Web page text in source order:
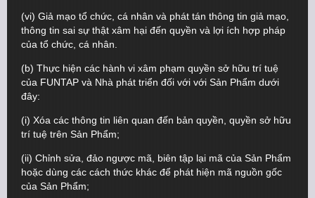
(vi) Giả mạo tổ chức, cá nhân và phát tán thông tin giả mạo,
thông tin sai sự thật xâm hại đến quyền và lợi ích hợp pháp
của tổ chức, cá nhân.
(b) Thực hiện các hành vi xâm phạm quyền sở hữu trí tuệ
của FUNTAP và Nhà phát triển đối với với Sản Phẩm dưới
đây:
(i) Xóa các thông tin liên quan đến bản quyền, quyền sở hữu
trí tuệ trên Sản Phẩm;
(ii) Chỉnh sửa, đảo ngược mã, biên tập lại mã của Sản Phẩm
hoặc dùng các cách thức khác để phát hiện mã nguồn gốc
của Sản Phẩm;